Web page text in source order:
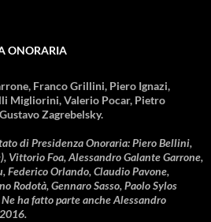
ONORARIA
Franco Grillini, Piero Ignazi,
Migliorini, Valerio Pocar, Pietro
Zagrebelsky.
di Presidenza Onoraria: Piero Bellini,
Vittorio Foa, Alessandro Galante Garrone,
Federico Orlando, Claudio Pavone,
Rodotà, Gennaro Sasso, Paolo Sylos
ha fatto parte anche Alessandro